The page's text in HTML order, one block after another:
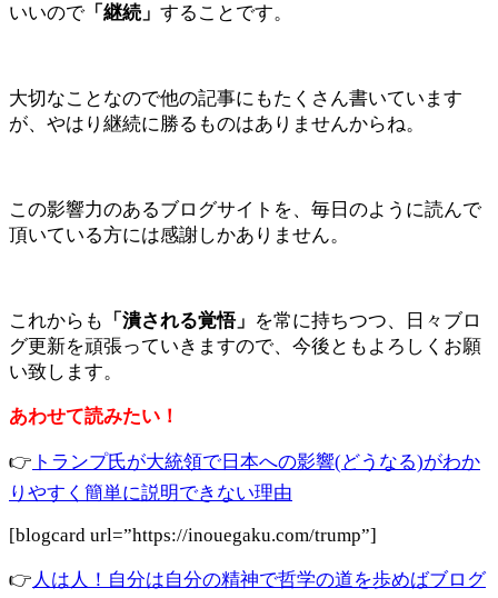
いいので「継続」 することです。
大切なことなので他の記事にもたくさん書いています
が、やはり継続に勝るものはありませんからね。
この影響力のあるブログサイトを、毎日のように読んで
頂いている方には感謝しかありません。
これからも 「潰される覚悟」 を常に持ちつつ、日々ブロ
グ更新を頑張っていきますので、今後ともよろしくお願
い致します。
あわせて読みたい！
👉 トランプ氏が大統領で日本への影響(どうなる)がわか
りやすく簡単に説明できない理由
[blogcard url=”https://inouegaku.com/trump”]
👉 人は人！自分は自分の精神で哲学の道を歩めばブログ